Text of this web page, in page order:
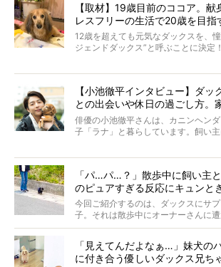
代の犬の食事は“ある重要な栄養”が
というのです。
それを効率よくおぎなってくれるの
こでわたしたちは、純度100%の犬用
『Ta-Ta(タータ)』を作りました！
愛犬家の83％が「健康維持を実感し
か届きますように。
【取材】19歳目前のココア。献
レスフリーの生活で20歳を目指
12歳を超えても元気なダックスを、
ジェンドダックス”と呼ぶことに決
オーナーさんに伺うのが、特集『レ
く」というオーナーさんのポリシー
育てられ、18歳になるまで定期検査
たというココアくん。果たしてその長
【小池徹平インタビュー】ダッ
との出会いや休日の過ごし方。
れてー
俳優の小池徹平さんは、カニンヘン
子「ラナ」と暮らしています。飼い
ラナは、現在８才。小池さんのイン
ケメンから愛されているラナは、去
からプレゼントしてもらったハーネス
してくれました。
「パ…パ…？」散歩中に飼い主
のピュアすぎる反応にキュンと
今回ご紹介するのは、ダックスにサ
子。それは散歩中にオーナーさんに遭
戸惑って歩きを止めたり、すぐに気
「見えてんだよなぁ…」妹犬の
に付き合う優しいダックス兄ち